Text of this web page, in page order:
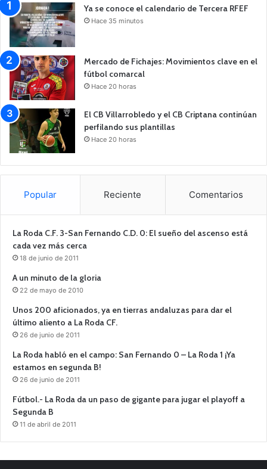
Ya se conoce el calendario de Tercera RFEF
Hace 35 minutos
Mercado de Fichajes: Movimientos clave en el
fútbol comarcal
Hace 20 horas
El CB Villarrobledo y el CB Criptana continúan
perfilando sus plantillas
Hace 20 horas
Popular Reciente Comentarios
La Roda C.F. 3-San Fernando C.D. 0: El sueño del ascenso está
cada vez más cerca
18 de junio de 2011
A un minuto de la gloria
22 de mayo de 2010
Unos 200 aficionados, ya en tierras andaluzas para dar el
último aliento a La Roda CF.
26 de junio de 2011
La Roda habló en el campo: San Fernando 0 – La Roda 1 ¡Ya
estamos en segunda B!
26 de junio de 2011
Fútbol.- La Roda da un paso de gigante para jugar el playoff a
Segunda B
11 de abril de 2011